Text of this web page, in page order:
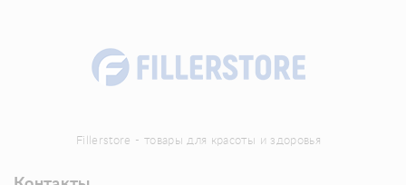
Fillerstore - товары для красоты и здоровья